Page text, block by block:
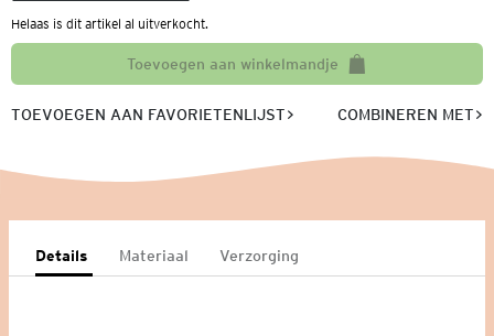
Helaas is dit artikel al uitverkocht.
Toevoegen aan winkelmandje
TOEVOEGEN AAN FAVORIETENLIJST COMBINEREN MET
Details Materiaal Verzorging